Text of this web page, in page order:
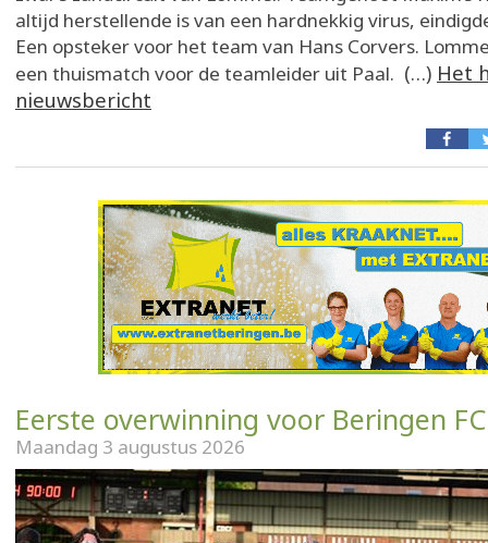
altijd herstellende is van een hardnekkig virus,
Een opsteker voor het team van Hans Corvers.
een thuismatch voor de teamleider uit Paal. (…) Het
nieuwsbericht
Eerste overwinning voor Beringen FC
Maandag 3 augustus 2026